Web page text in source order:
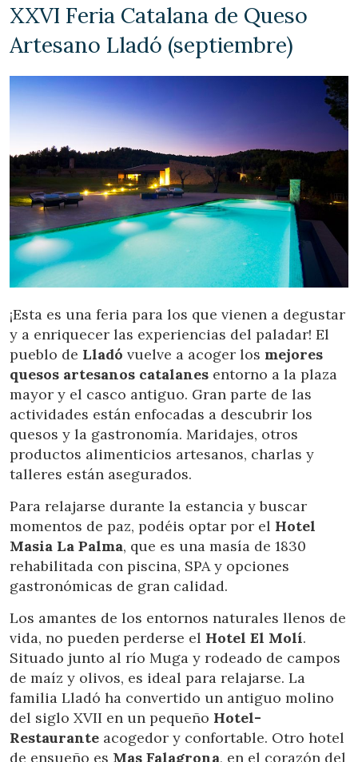
XXVI Feria Catalana de Queso
Artesano Lladó (septiembre)
¡Esta es una feria para los que vienen a degustar
y a enriquecer las experiencias del paladar! El
pueblo de Lladó vuelve a acoger los mejores
quesos artesanos catalanes entorno a la plaza
mayor y el casco antiguo. Gran parte de las
actividades están enfocadas a descubrir los
quesos y la gastronomía. Maridajes, otros
productos alimenticios artesanos, charlas y
talleres están asegurados.
Para relajarse durante la estancia y buscar
momentos de paz, podéis optar por el Hotel
Masia La Palma, que es una masía de 1830
rehabilitada con piscina, SPA y opciones
gastronómicas de gran calidad.
Los amantes de los entornos naturales llenos de
vida, no pueden perderse el Hotel El Molí.
Situado junto al río Muga y rodeado de campos
de maíz y olivos, es ideal para relajarse. La
familia Lladó ha convertido un antiguo molino
del siglo XVII en un pequeño Hotel-
Restaurante acogedor y confortable. Otro hotel
de ensueño es Mas Falagrona, en el corazón del